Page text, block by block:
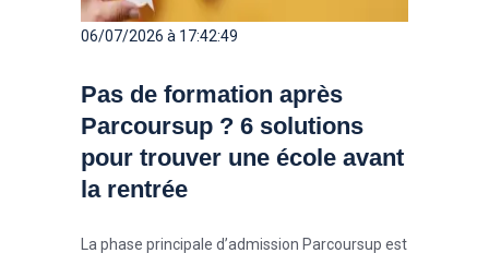
06/07/2026 à 17:42:49
Pas de formation après
Parcoursup ? 6 solutions
pour trouver une école avant
la rentrée
La phase principale d’admission Parcoursup est